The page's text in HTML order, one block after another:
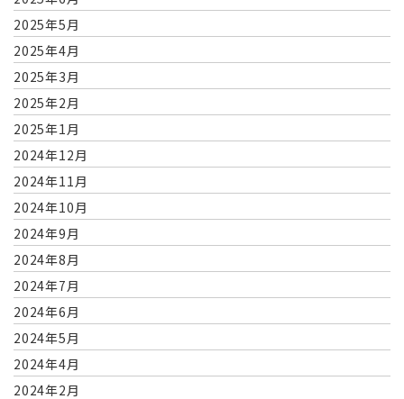
2025年5月
2025年4月
2025年3月
2025年2月
2025年1月
2024年12月
2024年11月
2024年10月
2024年9月
2024年8月
2024年7月
2024年6月
2024年5月
2024年4月
2024年2月